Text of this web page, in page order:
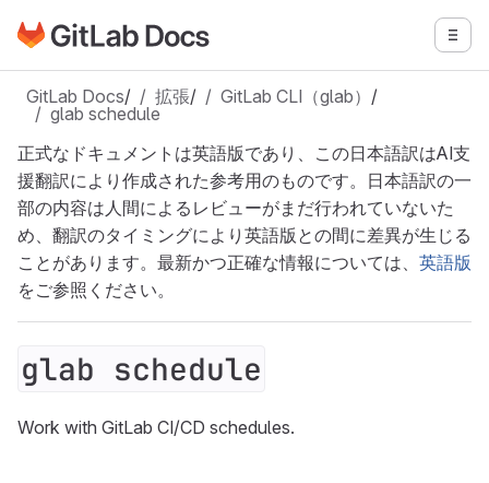
メインコンテンツにスキップ
GitLabドキュメントのホームページに移動 メニ
GitLab Docs/ 拡張/ GitLab CLI（glab） /
glab schedule
正式なドキュメントは英語版であり、この日本語訳はAI支
援翻訳により作成された参考用のものです。日本語訳の一
部の内容は人間によるレビューがまだ行われていないた
め、翻訳のタイミングにより英語版との間に差異が生じる
ことがあります。最新かつ正確な情報については、 英語版
をご参照ください。
glab schedule
Work with GitLab CI/CD schedules.